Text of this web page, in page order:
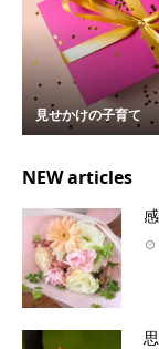
見せかけの子育て
NEW articles